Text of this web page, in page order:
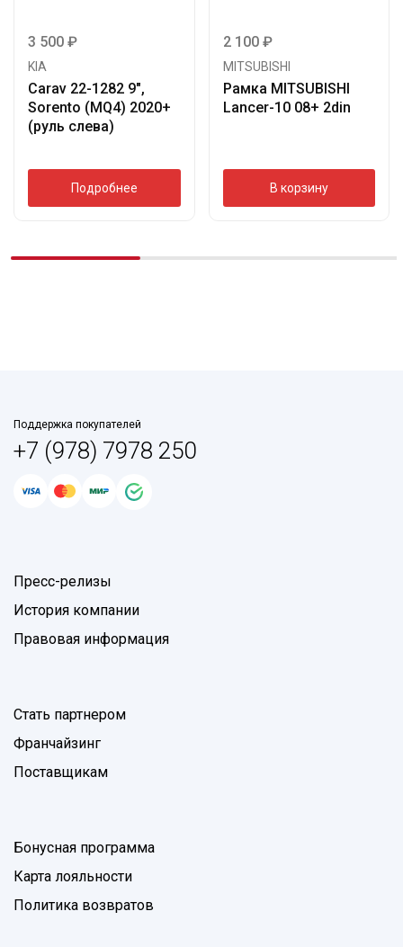
3 500 ₽
KIA
Carav 22-1282 9″,
Sorento (MQ4) 2020+
(руль слева)
Подробнее
2 100 ₽
MITSUBISHI
Рамка MITSUBISHI
Lancer-10 08+ 2din
В корзину
Поддержка покупателей
+7 (978) 7978 250
Пресс-релизы
История компании
Правовая информация
Стать партнером
Франчайзинг
Поставщикам
Бонусная программа
Карта лояльности
Политика возвратов